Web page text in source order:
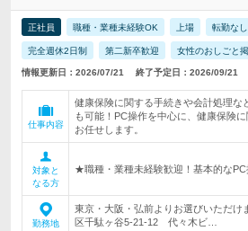
正社員 職種・業種未経験OK 上場 転勤なし
完全週休2日制 第二新卒歓迎 女性のおしごと
情報更新日：2026/07/21 終了予定日：2026/09/21
仕事内容
健康保険に関する手続きや会計処理
も可能！PC操作を中心に、健康保険
お任せします。
対象と
なる方
★職種・業種未経験歓迎！基本的なPC
勤務地
東京・大阪・弘前よりお選びいただけ
区千駄ヶ谷5-21-12 代々木ビ…